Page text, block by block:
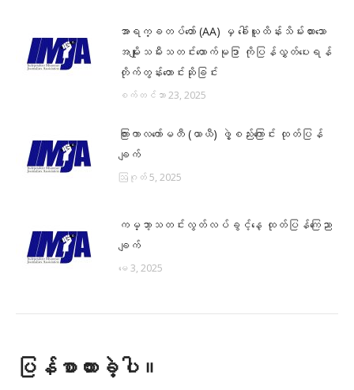
အာရက္ခတပ်တော် (AA) မှ ခေါ်ယူထိန်းသိမ်းထားသော
အမျိုးသမီးသတင်းထောက်မုဒြာ ကိုပြန်လွှတ်ပေးရန်
တိုက်တွန်းတောင်းဆိုခြင်း
စက်တင်ဘာ 23, 2025
ကြားကာလကော်မတီ (ယာယီ) ဖွဲ့စည်းကြောင်း ထုတ်ပြန်
ချက်
ဩဂုတ် 5, 2025
ကမ္ဘာ့သတင်းလွတ်လပ်ခွင့်နေ့ ထုတ်ပြန်ကြေညာ
ချက်
မေ 3, 2025
ပြန်စာထားခဲ့ပါ။